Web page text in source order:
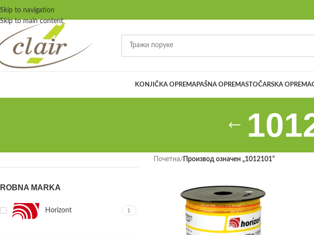
Skip to navigation
Skip to main content
KONJIČKA OPREMAPAŠNA OPREMASTOČARSKA OPREMA
ROBNA MARKA
Horizont 1
Почетна/ Производ oзначен „1012101“